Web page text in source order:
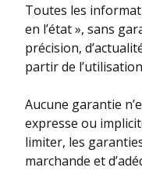
Toutes les
en l’état », sans
précision,
partir de
Aucune garantie
expresse ou
limiter, les
marchande et